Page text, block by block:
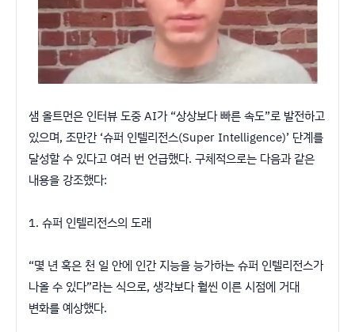
샘 올트먼은 인터뷰 도중 AI가 “상상보다 빠른 속도”로 발전하고
있으며, 조만간 ‘슈퍼 인텔리전스(Super Intelligence)’ 단계를
달성할 수 있다고 여러 번 언급했다. 구체적으로는 다음과 같은
내용을 강조했다:
1. 슈퍼 인텔리전스의 도래
“몇 년 혹은 천 일 안에 인간 지능을 능가하는 슈퍼 인텔리전스가
나올 수 있다”라는 식으로, 생각보다 훨씬 이른 시점에 거대
변화를 예상했다.